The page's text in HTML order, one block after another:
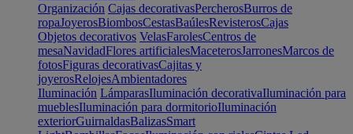
Organización Cajas decorativasPercherosBurros de
ropaJoyerosBiombosCestasBaúlesRevisterosCajas
Objetos decorativos VelasFarolesCentros de
mesaNavidadFlores artificialesMaceterosJarronesMarcos de
fotosFiguras decorativasCajitas y
joyerosRelojesAmbientadores
Iluminación LámparasIluminación decorativaIluminación para
mueblesIluminación para dormitorioIluminación
exteriorGuirnaldasBalizasSmart